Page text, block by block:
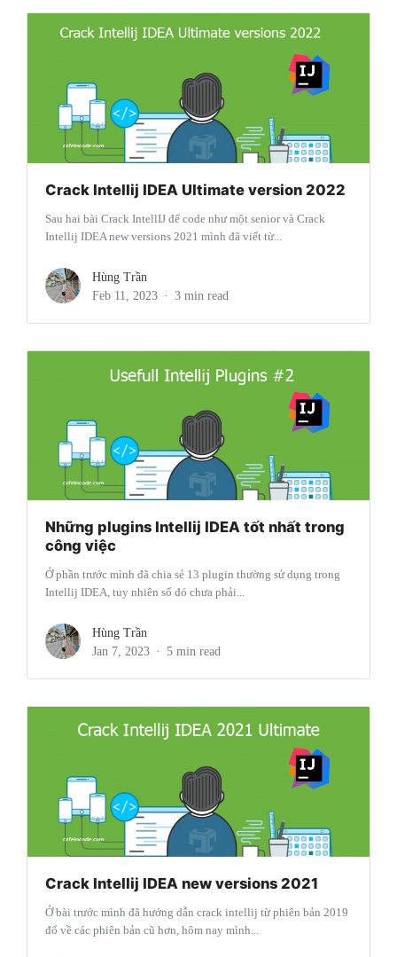
Crack Intellij IDEA Ultimate version 2022
Sau hai bài Crack IntellIJ để code như một senior và Crack
Intellij IDEA new versions 2021 mình đã viết từ...
Hùng Trần
Feb 11, 2023
3 min read
Những plugins Intellij IDEA tốt nhất trong
công việc
Ở phần trước mình đã chia sẻ 13 plugin thường sử dụng trong
Intellij IDEA, tuy nhiên số đó chưa phải...
Hùng Trần
Jan 7, 2023
5 min read
Crack Intellij IDEA new versions 2021
Ở bài trước mình đã hướng dẫn crack intellij từ phiên bản 2019
đổ về các phiên bản cũ hơn, hôm nay mình...